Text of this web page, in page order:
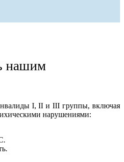
нашим
I, II и III группы, включая
нарушениями: